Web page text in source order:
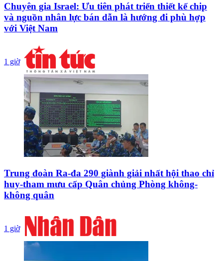
Chuyên gia Israel: Ưu tiên phát triển thiết kế chip
và nguồn nhân lực bán dẫn là hướng đi phù hợp
với Việt Nam
1 giờ
Trung đoàn Ra-đa 290 giành giải nhất hội thao chỉ
huy-tham mưu cấp Quân chủng Phòng không-
không quân
1 giờ